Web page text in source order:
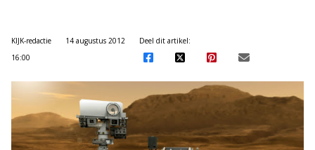
KIJK-redactie
14 augustus 2012
16:00
Deel dit artikel: